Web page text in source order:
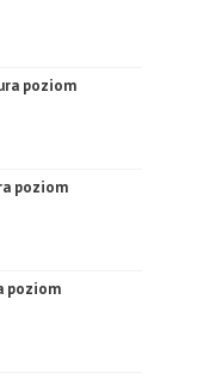
poziom
poziom
poziom